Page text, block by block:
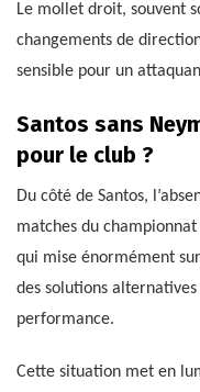
Le mollet droit, souvent
changements de
sensible pour un
Santos sans
pour le club ?
Du côté de Santos,
matches du
qui mise énormément
des solutions
performance.
Cette situation met en